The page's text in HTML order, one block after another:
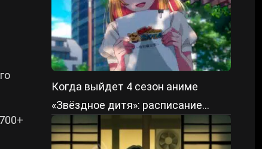
Когда выйдет 4 сезон аниме
«Звёздное дитя»: расписание
серий